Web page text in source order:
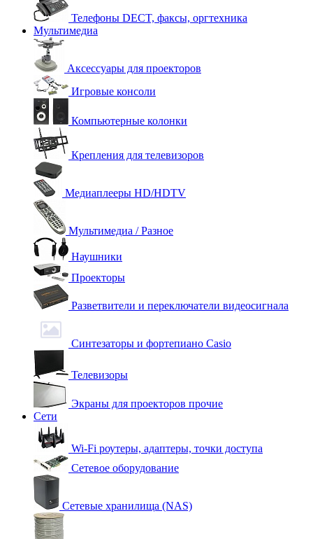
Телефоны DECT, факсы, оргтехника
Мультимедиа
Аксессуары для проекторов
Игровые консоли
Компьютерные колонки
Крепления для телевизоров
Медиаплееры HD/HDTV
Мультимедиа / Разное
Наушники
Проекторы
Разветвители и переключатели видеосигнала
Синтезаторы и фортепиано Casio
Телевизоры
Экраны для проекторов прочие
Сети
Wi-Fi роутеры, адаптеры, точки доступа
Сетевое оборудование
Сетевые хранилища (NAS)